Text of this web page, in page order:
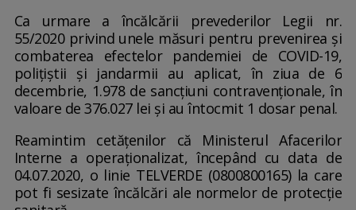
Ca urmare a încălcării prevederilor Legii nr.
55/2020 privind unele măsuri pentru prevenirea și
combaterea efectelor pandemiei de COVID-19,
polițiștii și jandarmii au aplicat, în ziua de 6
decembrie, 1.978 de sancțiuni contravenționale, în
valoare de 376.027 lei și au întocmit 1 dosar penal.
Reamintim cetățenilor că Ministerul Afacerilor
Interne a operaționalizat, începând cu data de
04.07.2020, o linie TELVERDE (0800800165) la care
pot fi sesizate încălcări ale normelor de protecție